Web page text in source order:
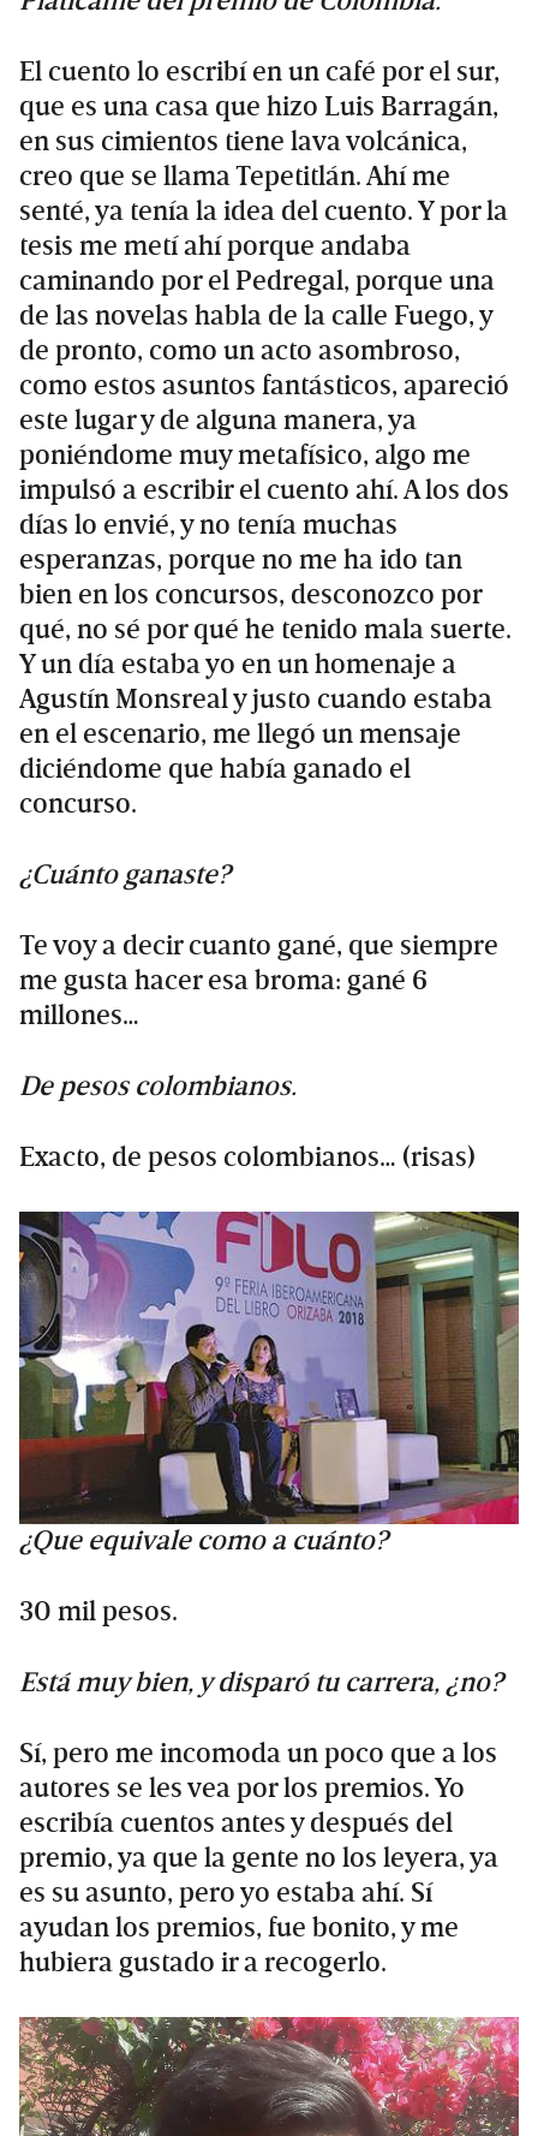
El cuento lo escribí en un café por el sur,
que es una casa que hizo Luis Barragán,
en sus cimientos tiene lava volcánica,
creo que se llama Tepetitlán. Ahí me
senté, ya tenía la idea del cuento. Y por la
tesis me metí ahí porque andaba
caminando por el Pedregal, porque una
de las novelas habla de la calle Fuego, y
de pronto, como un acto asombroso,
como estos asuntos fantásticos, apareció
este lugar y de alguna manera, ya
poniéndome muy metafísico, algo me
impulsó a escribir el cuento ahí. A los dos
días lo envié, y no tenía muchas
esperanzas, porque no me ha ido tan
bien en los concursos, desconozco por
qué, no sé por qué he tenido mala suerte.
Y un día estaba yo en un homenaje a
Agustín Monsreal y justo cuando estaba
en el escenario, me llegó un mensaje
diciéndome que había ganado el
concurso.
¿Cuánto ganaste?
Te voy a decir cuanto gané, que siempre
me gusta hacer esa broma: gané 6
millones…
De pesos colombianos.
Exacto, de pesos colombianos… (risas)
¿Que equivale como a cuánto?
30 mil pesos.
Está muy bien, y disparó tu carrera, ¿no?
Sí, pero me incomoda un poco que a los
autores se les vea por los premios. Yo
escribía cuentos antes y después del
premio, ya que la gente no los leyera, ya
es su asunto, pero yo estaba ahí. Sí
ayudan los premios, fue bonito, y me
hubiera gustado ir a recogerlo.